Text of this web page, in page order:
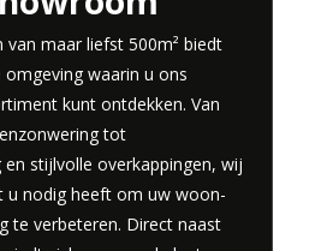
maar liefst 500m² biedt
omgeving waarin u ons
kunt ontdekken. Van
tot
stijlvolle overkappingen, wij
u nodig heeft om uw woon-
te verbeteren. Direct naast